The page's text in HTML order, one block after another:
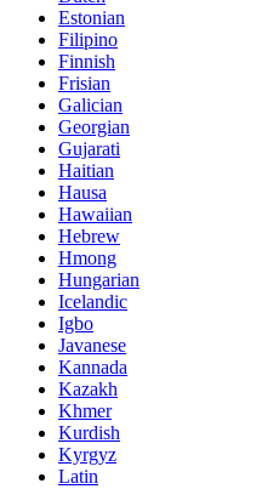
Estonian
Filipino
Finnish
Frisian
Galician
Georgian
Gujarati
Haitian
Hausa
Hawaiian
Hebrew
Hmong
Hungarian
Icelandic
Igbo
Javanese
Kannada
Kazakh
Khmer
Kurdish
Kyrgyz
Latin